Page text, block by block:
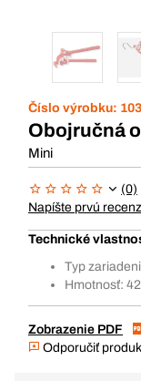
Číslo výrobku:
Obojručná
Mini
(0)
Napíšte prvú
Technické
Typ
Hmotnosť:
Zobrazenie PDF
Odporučiť